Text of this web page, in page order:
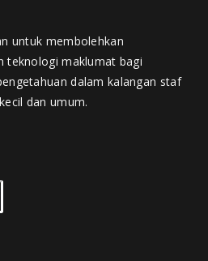
untuk membolehkan
teknologi maklumat bagi
dalam kalangan staf
dan umum.